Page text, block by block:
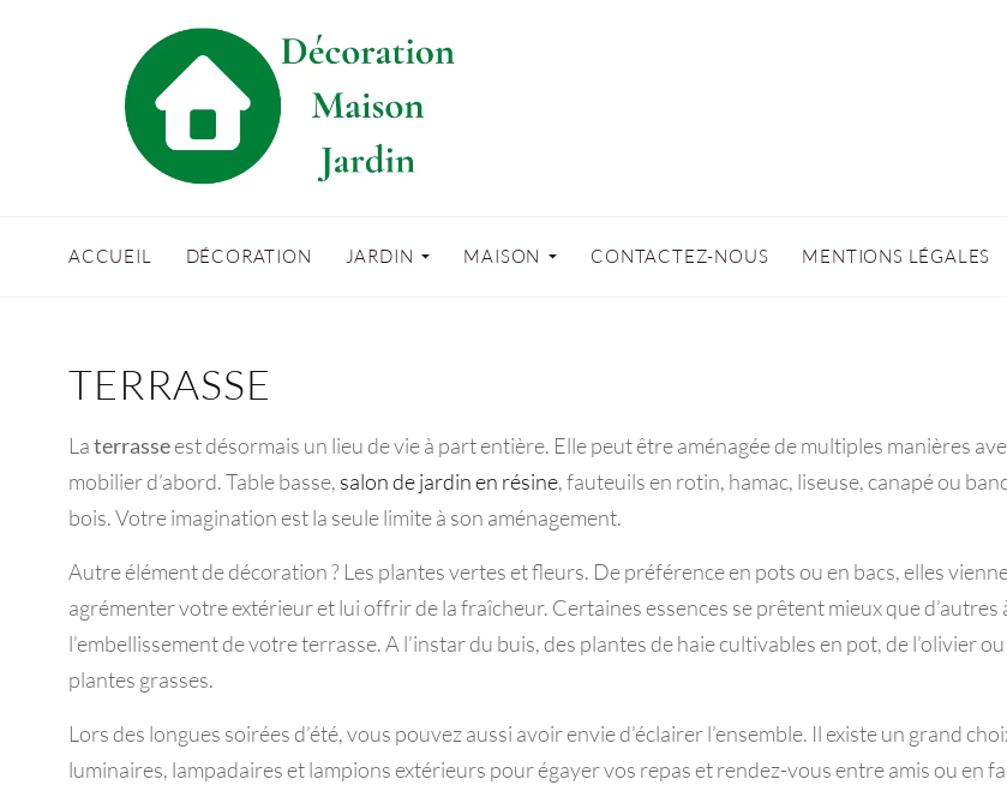
ACCUEIL DÉCORATION JARDIN MAISON CONTACTEZ-NOUS MENTIONS LÉGALES
TERRASSE
Laterrasseest désormais un lieu de vie à part entière. Elle peut être aménagée de multiples manières
mobilier d’abord. Table basse, salon de jardin en résine, fauteuils en rotin, hamac, liseuse, canapé ou
bois. Votre imagination est la seule limite à son aménagement.
Autre élément de décoration ? Les plantes vertes et fleurs. De préférence en pots ou en bacs, elles
agrémenter votre extérieur et lui offrir de la fraîcheur. Certaines essences se prêtent mieux que d’autres
l’embellissement de votre terrasse. A l’instar du buis, des plantes de haie cultivables en pot, de l’olivier
plantes grasses.
Lors des longues soirées d’été, vous pouvez aussi avoir envie d’éclairer l’ensemble. Il existe un grand
luminaires, lampadaires et lampions extérieurs pour égayer vos repas et rendez-vous entre amis ou en